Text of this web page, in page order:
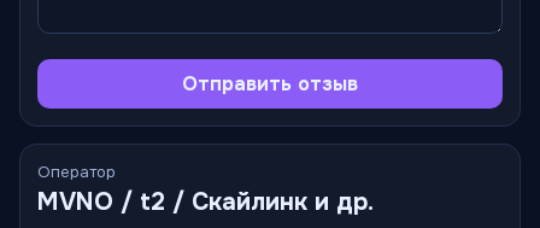
Отправить отзыв
Оператор
MVNO / t2 / Скайлинк и др.